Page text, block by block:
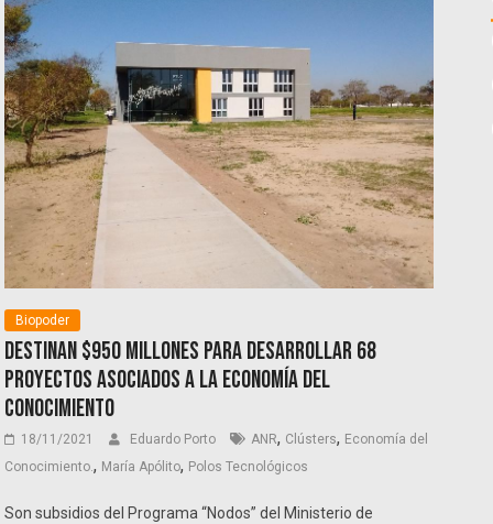
Biopoder
Destinan $950 millones para desarrollar 68
proyectos asociados a la Economía del
Conocimiento
18/11/2021 Eduardo Porto ANR, Clústers, Economía del
Conocimiento., María Apólito, Polos Tecnológicos
Son subsidios del Programa “Nodos” del Ministerio de